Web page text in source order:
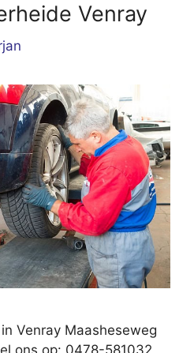
Venray
Venray Maasheseweg